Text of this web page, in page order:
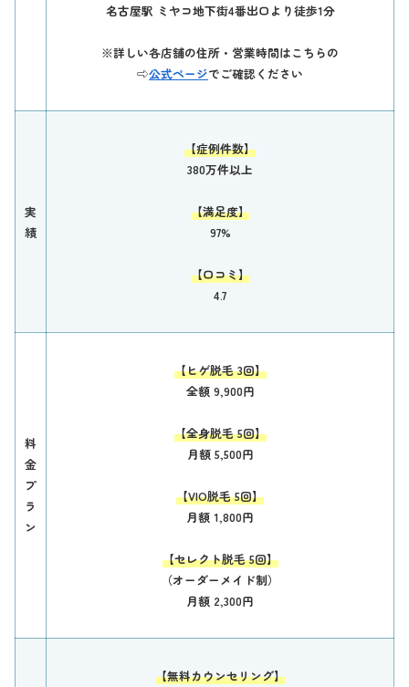
名古屋駅 ミヤコ地下街4番出口より徒歩1分
※詳しい各店舗の住所・営業時間はこちらの
⇨公式ページでご確認ください
実
績
【症例件数】
380万件以上
【満足度】
97%
【口コミ】
4.7
料
金
プ
ラ
ン
【ヒゲ脱毛 3回】
全額 9,900円
【全身脱毛 5回】
月額 5,500円
【VIO脱毛 5回】
月額 1,800円
【セレクト脱毛 5回】
（オーダーメイド制）
月額 2,300円
【無料カウンセリング】